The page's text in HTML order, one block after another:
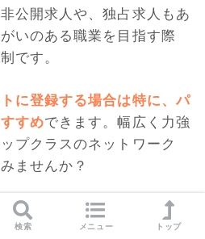
公開求人や、独占求人もあ
いのある職業を目指す際
です。
に登録する場合は特に、パ
すめできます。幅広く力強
プクラスのネットワーク
ませんか？
リアの公式サイト
検索 メニュー トップ